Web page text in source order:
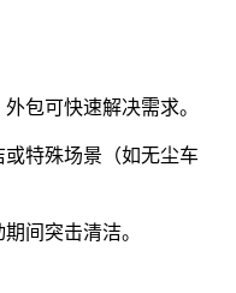
包可快速解决需求。
特殊场景（如无尘车
间突击清洁。